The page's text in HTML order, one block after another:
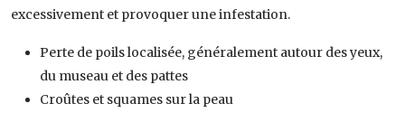
excessivement et provoquer une infestation.
Perte de poils localisée, généralement autour des yeux,
du museau et des pattes
Croûtes et squames sur la peau